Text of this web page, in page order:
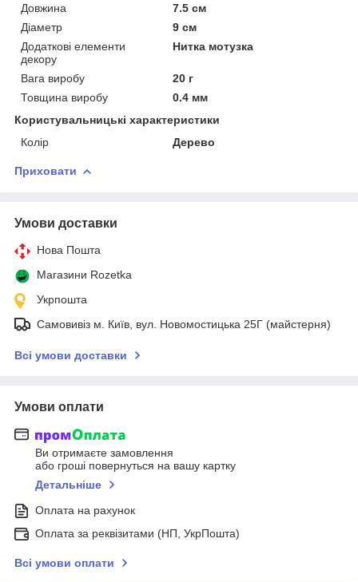
Довжина
7.5 см
Діаметр
9 см
Додаткові елементи
декору
Нитка мотузка
Вага виробу
20 г
Товщина виробу
0.4 мм
Користувальницькі характеристики
Колір
Дерево
Приховати
Умови доставки
Нова Пошта
Магазини Rozetka
Укрпошта
Самовивіз м. Київ, вул. Новомостицька 25Г (майстерня)
Всі умови доставки
Умови оплати
Ви отримаєте замовлення
або гроші повернуться на вашу картку
Детальніше
Оплата на рахунок
Оплата за реквізитами (НП, УкрПошта)
Всі умови оплати